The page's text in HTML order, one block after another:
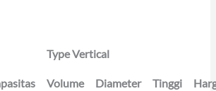
Type Vertical
Volume
Diameter
Tinggi